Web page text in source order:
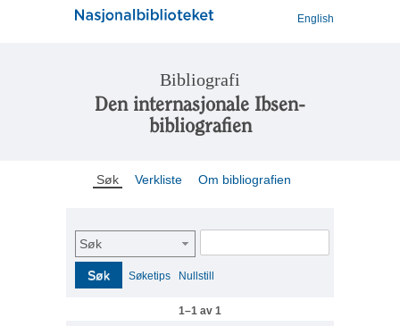
English
Bibliografi
Den internasjonale Ibsen-
bibliografien
Søk Verkliste Om bibliografien
Søk
Søk Søketips Nullstill
1–1 av 1